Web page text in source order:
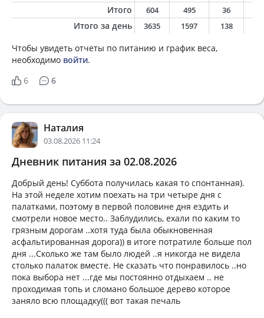
Итого
604 495 36
Итого за день 3635 1597 138
Чтобы увидеть отчеты по питанию и график веса,
необходимо войти.
6
6
Наталия
03.08.2026 11:24
Дневник питания за 02.08.2026
Добрый день! Суббота получилась какая то спонтанная).
На этой неделе хотим поехать на три четыре дня с
палатками, поэтому в первой половине дня ездить и
смотрели новое место.. Заблудились, ехали по каким то
грязным дорогам ..хотя туда была обыкновенная
асфальтированная дорога)) в итоге потратиле больше пол
дня ...Сколько же там было людей ..я никогда не видела
столько палаток вместе. Не сказать что понравилось ..но
пока выбора нет ...где мы постоянно отдыхаем .. не
проходимая топь и сломано большое дерево которое
заняло всю площадку((( вот такая печаль